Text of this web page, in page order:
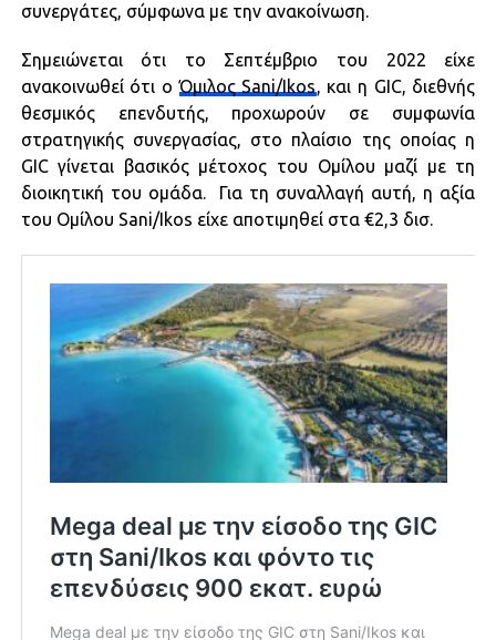
συνεργάτες, σύμφωνα με την ανακοίνωση.
Σημειώνεται ότι το Σεπτέμβριο του 2022 είχε
ανακοινωθεί ότι οΌμιλος Sani/Ikos, και η GIC, διεθνής
θεσμικός επενδυτής, προχωρούν σε συμφωνία
στρατηγικής συνεργασίας, στο πλαίσιο της οποίας η
GIC γίνεται βασικός μέτοχος του Ομίλου μαζί με τη
διοικητική του ομάδα. Για τη συναλλαγή αυτή, η αξία
του Ομίλου Sani/Ikos είχε αποτιμηθεί στα €2,3 δισ.